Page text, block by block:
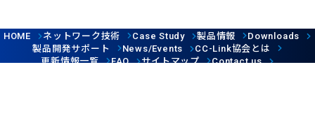
HOME ネットワーク技術 Case Study 製品情報 Downloads
製品開発サポート News/Events CC-Link協会とは
更新情報一覧
FAQ サイトマップ Contact us